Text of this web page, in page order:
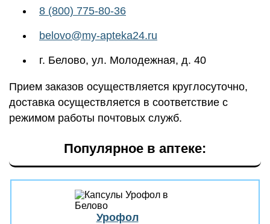
8 (800) 775-80-36
belovo@my-apteka24.ru
г. Белово, ул. Молодежная, д. 40
Прием заказов осуществляется круглосуточно,
доставка осуществляется в соответствие с
режимом работы почтовых служб.
Популярное в аптеке:
Урофол